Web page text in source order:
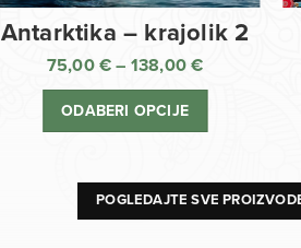
Antarktika – krajolik 2
75,00 € – 138,00€
138,00 €
ODABERI OPCIJE
POGLEDAJTE SVE